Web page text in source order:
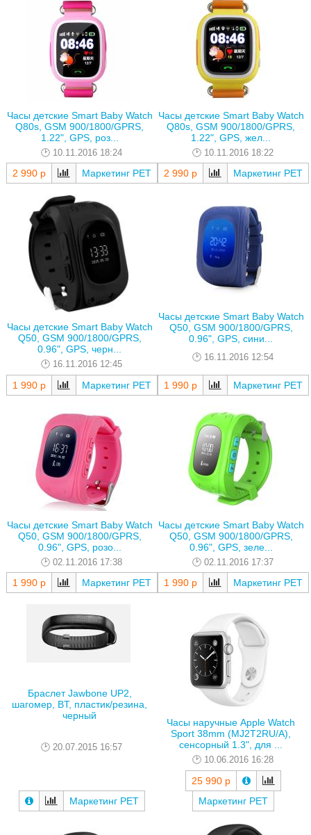
Часы детские Smart Baby Watch
Q80s, GSM 900/1800/GPRS,
1.22", GPS, роз...
10.11.2016 18:24
2 990 р Маркетинг РЕТ
Часы детские Smart Baby Watch
Q80s, GSM 900/1800/GPRS,
1.22", GPS, жел...
10.11.2016 18:22
2 990 р Маркетинг РЕТ
Часы детские Smart Baby Watch
Q50, GSM 900/1800/GPRS,
0.96", GPS, черн...
16.11.2016 12:45
1 990 р Маркетинг РЕТ
Часы детские Smart Baby Watch
Q50, GSM 900/1800/GPRS,
0.96", GPS, сини...
16.11.2016 12:54
1 990 р Маркетинг РЕТ
Часы детские Smart Baby Watch
Q50, GSM 900/1800/GPRS,
0.96", GPS, розо...
02.11.2016 17:38
1 990 р Маркетинг РЕТ
Часы детские Smart Baby Watch
Q50, GSM 900/1800/GPRS,
0.96", GPS, зеле...
02.11.2016 17:37
1 990 р Маркетинг РЕТ
Браслет Jawbone UP2,
шагомер, BT, пластик/резина,
черный
20.07.2015 16:57
Маркетинг РЕТ
Часы наручные Apple Watch
Sport 38mm (MJ2T2RU/A),
сенсорный 1.3", для ...
10.06.2016 16:28
25 990 р
Маркетинг РЕТ